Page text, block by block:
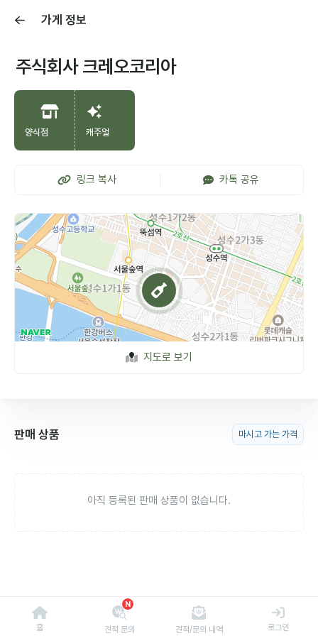
가게 정보
주식회사 크레오코리아
양식점 캐주얼
링크 복사 카톡 공유
지도로 보기
판매 상품 마시고 가는 가격
아직 등록된 판매 상품이 없습니다.
홈
N
견적 문의 견적/문의 내역 로그인